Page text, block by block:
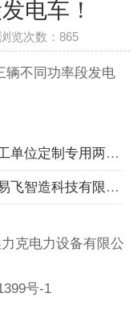
电车！
览次数：865
辆不同功率段发电
上一篇：江苏华翔再次中标电力施工单位定制专用两种功率段发电车！
下一篇：江苏华翔埃力克中标西安易飞智造科技有限公司飞机测试用多功能移动电源车！
克电力设备有限公
号-1